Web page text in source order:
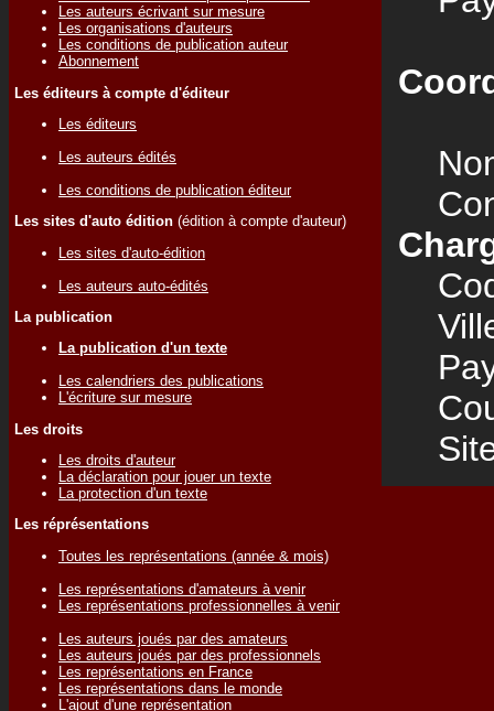
Les auteurs écrivant sur mesure
Les organisations d'auteurs
Les conditions de publication auteur
Abonnement
Les éditeurs à compte d'éditeur
Les éditeurs
Les auteurs édités
Les conditions de publication éditeur
Les sites d'auto édition (édition à compte d'auteur)
Les sites d'auto-édition
Les auteurs auto-édités
La publication
La publication d'un texte
Les calendriers des publications
L'écriture sur mesure
Les droits
Les droits d'auteur
La déclaration pour jouer un texte
La protection d'un texte
Les réprésentations
Toutes les représentations (année & mois)
Les représentations d'amateurs à venir
Les représentations professionnelles à venir
Les auteurs joués par des amateurs
Les auteurs joués par des professionnels
Les représentations en France
Les représentations dans le monde
L'ajout d'une représentation